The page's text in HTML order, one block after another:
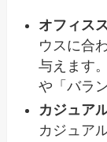
オフィス
ウスに合
与えます
や「バラ
カジュア
カジュア